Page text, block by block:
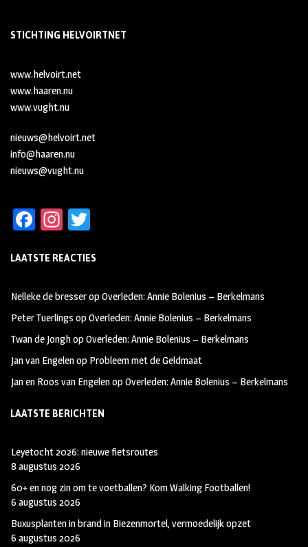
STICHTING HELVOIRTNET
www.helvoirt.net
www.haaren.nu
www.vught.nu
nieuws@helvoirt.net
info@haaren.nu
nieuws@vught.nu
Fa
b
oo
k
In
ag
m
tt
LAATSTE REACTIES
Nelleke de bresseropOverleden: Annie Bolenius – Berkelmans
Peter Tuerlings opOverleden: Annie Bolenius – Berkelmans
Twan de JonghopOverleden: Annie Bolenius – Berkelmans
Jan van Engelenop Probleem met de Geldmaat
Jan en Roos van EngelenopOverleden: Annie Bolenius – Berkelmans
LAATSTE BERICHTEN
Leyetocht 2026: nieuwe fietsroutes
8 augustus 2026
60+ en nog zin om te voetballen? Kom Walking Footballen!
6 augustus 2026
Buxusplanten in brand in Biezenmortel, vermoedelijk opzet
6 augustus 2026